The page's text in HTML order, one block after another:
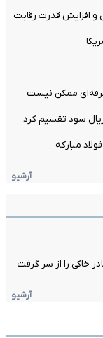
افزایش قدرت رقابت
ممکن نیست
مبارکه
آرشیو
خاکی را از سر گرفت
آرشیو